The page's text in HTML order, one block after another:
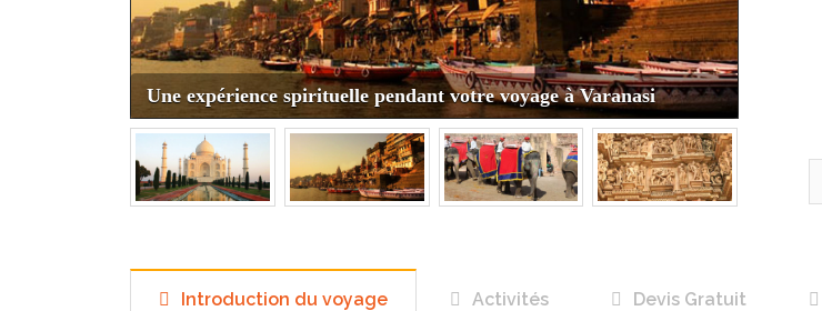
Une expérience spirituelle pendant votre voyage à Varanasi
Introduction du voyage Activités Devis Gratuit